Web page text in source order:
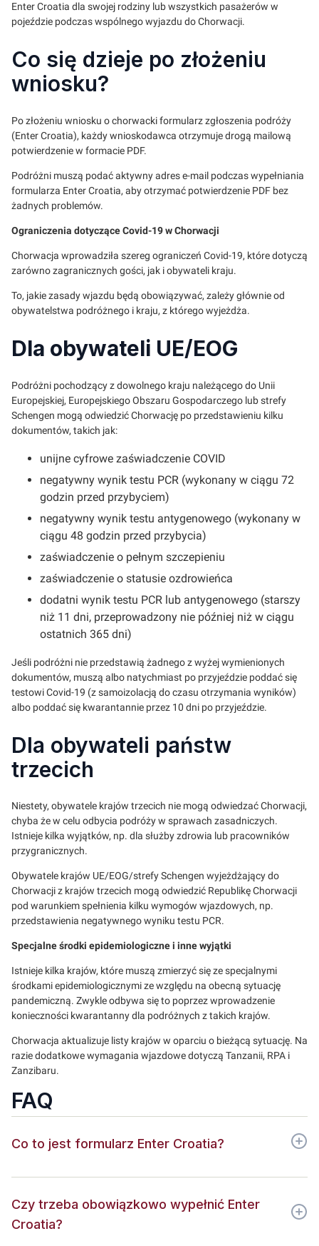
Enter Croatia dla swojej rodziny lub wszystkich pasażerów w
pojeździe podczas wspólnego wyjazdu do Chorwacji.
Co się dzieje po złożeniu
wniosku?
Po złożeniu wniosku o chorwacki formularz zgłoszenia podróży
(Enter Croatia), każdy wnioskodawca otrzymuje drogą mailową
potwierdzenie w formacie PDF.
Podróżni muszą podać aktywny adres e-mail podczas wypełniania
formularza Enter Croatia, aby otrzymać potwierdzenie PDF bez
żadnych problemów.
Ograniczenia dotyczące Covid-19 w Chorwacji
Chorwacja wprowadziła szereg ograniczeń Covid-19, które dotyczą
zarówno zagranicznych gości, jak i obywateli kraju.
To, jakie zasady wjazdu będą obowiązywać, zależy głównie od
obywatelstwa podróżnego i kraju, z którego wyjeżdża.
Dla obywateli UE/EOG
Podróżni pochodzący z dowolnego kraju należącego do Unii
Europejskiej, Europejskiego Obszaru Gospodarczego lub strefy
Schengen mogą odwiedzić Chorwację po przedstawieniu kilku
dokumentów, takich jak:
unijne cyfrowe zaświadczenie COVID
negatywny wynik testu PCR (wykonany w ciągu 72
godzin przed przybyciem)
negatywny wynik testu antygenowego (wykonany w
ciągu 48 godzin przed przybycia)
zaświadczenie o pełnym szczepieniu
zaświadczenie o statusie ozdrowieńca
dodatni wynik testu PCR lub antygenowego (starszy
niż 11 dni, przeprowadzony nie później niż w ciągu
ostatnich 365 dni)
Jeśli podróżni nie przedstawią żadnego z wyżej wymienionych
dokumentów, muszą albo natychmiast po przyjeździe poddać się
testowi Covid-19 (z samoizolacją do czasu otrzymania wyników)
albo poddać się kwarantannie przez 10 dni po przyjeździe.
Dla obywateli państw
trzecich
Niestety, obywatele krajów trzecich nie mogą odwiedzać Chorwacji,
chyba że w celu odbycia podróży w sprawach zasadniczych.
Istnieje kilka wyjątków, np. dla służby zdrowia lub pracowników
przygranicznych.
Obywatele krajów UE/EOG/strefy Schengen wyjeżdżający do
Chorwacji z krajów trzecich mogą odwiedzić Republikę Chorwacji
pod warunkiem spełnienia kilku wymogów wjazdowych, np.
przedstawienia negatywnego wyniku testu PCR.
Specjalne środki epidemiologiczne i inne wyjątki
Istnieje kilka krajów, które muszą zmierzyć się ze specjalnymi
środkami epidemiologicznymi ze względu na obecną sytuację
pandemiczną. Zwykle odbywa się to poprzez wprowadzenie
konieczności kwarantanny dla podróżnych z takich krajów.
Chorwacja aktualizuje listy krajów w oparciu o bieżącą sytuację. Na
razie dodatkowe wymagania wjazdowe dotyczą Tanzanii, RPA i
Zanzibaru.
FAQ
Co to jest formularz Enter Croatia?
Czy trzeba obowiązkowo wypełnić Enter
Croatia?